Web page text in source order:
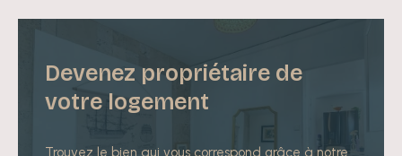
Devenez propriétaire de
votre logement